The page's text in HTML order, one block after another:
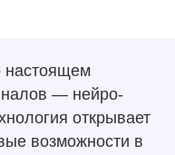
настоящем
— нейро-
открывает
возможности в